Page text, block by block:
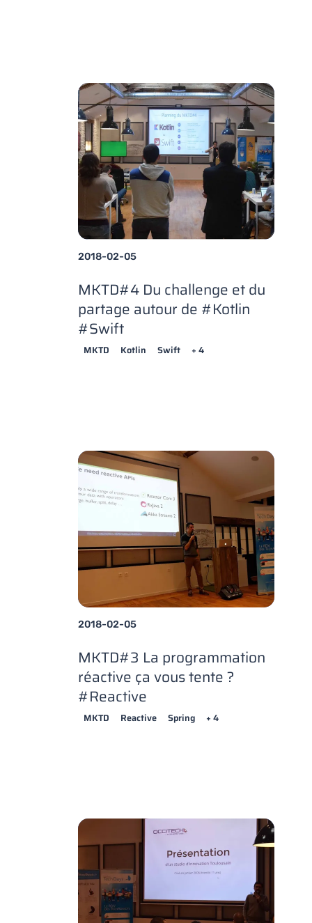
2018-02-05
MKTD#4 Du challenge et du
partage autour de #Kotlin
#Swift
MKTD Kotlin Swift + 4
2018-02-05
MKTD#3 La programmation
réactive ça vous tente ?
#Reactive
MKTD Reactive Spring + 4